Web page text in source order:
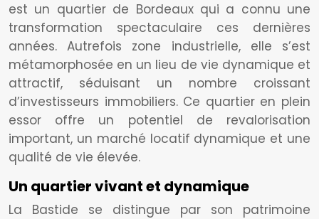
est un quartier de Bordeaux qui a connu une
transformation spectaculaire ces dernières
années. Autrefois zone industrielle, elle s’est
métamorphosée en un lieu de vie dynamique et
attractif, séduisant un nombre croissant
d’investisseurs immobiliers. Ce quartier en plein
essor offre un potentiel de revalorisation
important, un marché locatif dynamique et une
qualité de vie élevée.
Un quartier vivant et dynamique
La Bastide se distingue par son patrimoine